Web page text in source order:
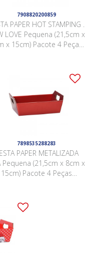
7908820200859
PAPER HOT STAMPING .
LOVE Pequena (21,5cm x
x 15cm) Pacote 4 Peças
7898535288283
PAPER METALIZADA
Pequena (21,5cm x 8cm x
15cm) Pacote 4 Peças